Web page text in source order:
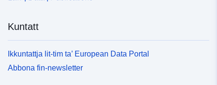
Kuntatt
Ikkuntattja lit-tim ta’ European Data Portal
Abbona fin-newsletter